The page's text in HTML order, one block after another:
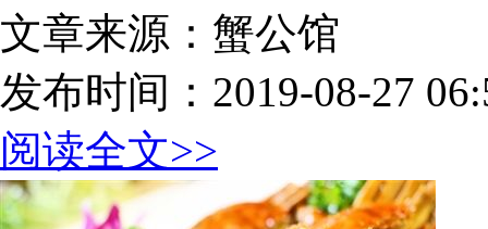
文章来源：蟹公馆
发布时间：2019-08-27
阅读全文>>